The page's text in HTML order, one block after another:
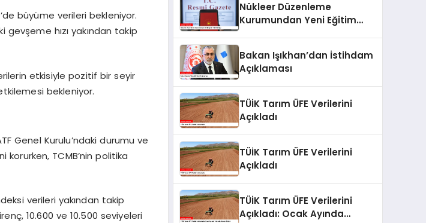
büyüme verileri bekleniyor.
gevşeme hızı yakından takip
etkisiyle pozitif bir seyir
bekleniyor.
Genel Kurulu’ndaki durumu ve
TCMB’nin politika
verileri yakından takip
10.600 ve 10.500 seviyeleri
Nükleer Düzenleme
Kurumundan Yeni Eğitim
Bakan Işıkhan’dan İstihdam
Açıklaması
TÜİK Tarım ÜFE Verilerini
Açıkladı
TÜİK Tarım ÜFE Verilerini
Açıkladı
TÜİK Tarım ÜFE Verilerini
Açıkladı: Ocak Ayında